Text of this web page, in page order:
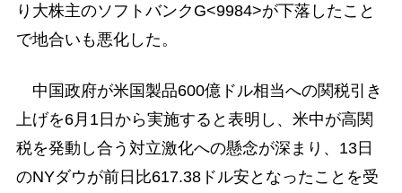
り大株主のソフトバンクG<9984>が下落したこと
で地合いも悪化した。
中国政府が米国製品600億ドル相当への関税引き
上げを6月1日から実施すると表明し、米中が高関
税を発動し合う対立激化への懸念が深まり、13日
のNYダウが前日比617.38ドル安となったことを受